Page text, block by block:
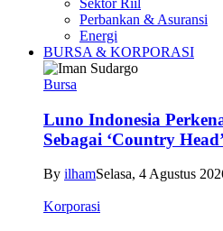
Sektor Riil
Perbankan & Asuransi
Energi
BURSA & KORPORASI
Bursa
Luno Indonesia
Sebagai ‘Country Head’
By ilhamSelasa, 4 Agustus
Korporasi